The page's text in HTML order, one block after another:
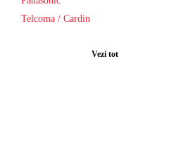
Telcoma / Cardin
Vezi tot